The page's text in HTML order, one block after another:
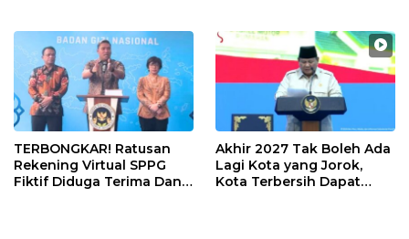
TERBONGKAR! Ratusan
Rekening Virtual SPPG
Fiktif Diduga Terima Dana
Akhir 2027 Tak Boleh Ada
Lagi Kota yang Jorok,
Kota Terbersih Dapat